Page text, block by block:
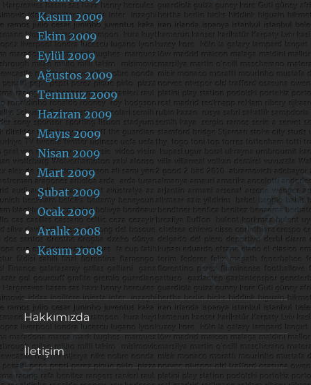
Kasım 2009
Ekim 2009
Eylül 2009
Ağustos 2009
Temmuz 2009
Haziran 2009
Mayıs 2009
Nisan 2009
Mart 2009
Şubat 2009
Ocak 2009
Aralık 2008
Kasım 2008
Hakkımızda
İletişim